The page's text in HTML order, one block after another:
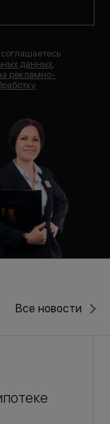
данных
рекламно-
Все новости